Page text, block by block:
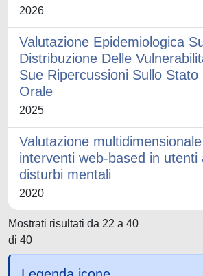
2026
Valutazione Epidemiologica
Distribuzione Delle
Sue Ripercussioni Sullo Stato
Orale
2025
Valutazione
interventi web-based in utenti
disturbi mentali
2020
Mostrati risultati da 22 a 40
di 40